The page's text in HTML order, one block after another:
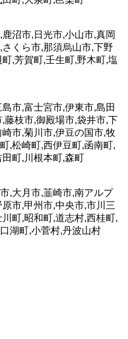
沼市,日光市,小山市,真岡
くら市,那須烏山市,下野
,芳賀町,壬生町,野木町,塩
市,富士宮市,伊東市,島田
藤枝市,御殿場市,袋井市,下
市,菊川市,伊豆の国市,牧
,松崎町,西伊豆町,函南町,
町,川根本町,森町
,大月市,韮崎市,南アルプ
市,甲州市,中央市,市川三
町,昭和町,道志村,西桂町,
湖町,小菅村,丹波山村